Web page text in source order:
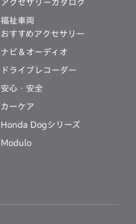
アクセサリーカタログ
福祉車両
おすすめアクセサリー
ナビ＆オーディオ
ドライブレコーダー
安心・安全
カーケア
Honda Dogシリーズ
Modulo